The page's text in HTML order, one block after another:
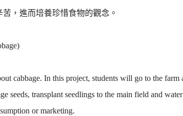
，進而培養珍惜食物的觀念。
cabbage. In this project, students will go to the farm
seeds, transplant seedlings to the main field and
or marketing.